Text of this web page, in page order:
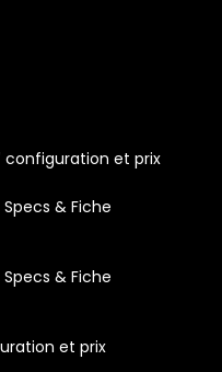
configuration et prix
& Fiche
& Fiche
et prix